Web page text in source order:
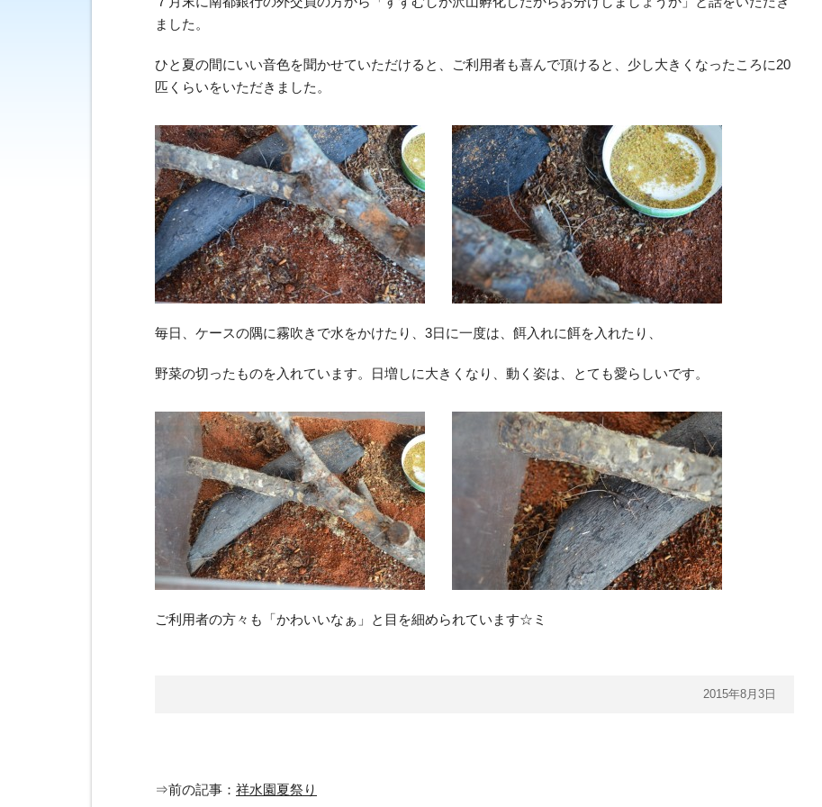
ました。
ひと夏の間にいい音色を聞かせていただけると、ご利用者も喜んで頂けると、少し大きくなったころに20
匹くらいをいただきました。
毎日、ケースの隅に霧吹きで水をかけたり、3日に一度は、餌入れに餌を入れたり、
野菜の切ったものを入れています。日増しに大きくなり、動く姿は、とても愛らしいです。
ご利用者の方々も「かわいいなぁ」と目を細められています☆ミ
2015年8月3日
⇒前の記事： 祥水園夏祭り